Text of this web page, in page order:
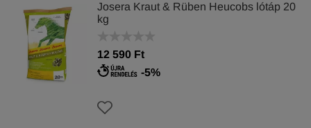
Josera Kraut & Rüben Heucobs lótáp 20
kg
12 590 Ft
-5%